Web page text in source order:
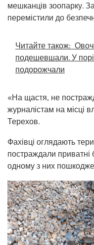
мешканців зоопарку.
перемістили до
Читайте також:
подешевшали. У
подорожчали
«На щастя, не
журналістам на місці
Терехов.
Фахівці оглядають
постраждали приватні
одному з них